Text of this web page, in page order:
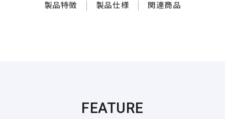
製品特徴 製品仕様 関連商品
FEATURE